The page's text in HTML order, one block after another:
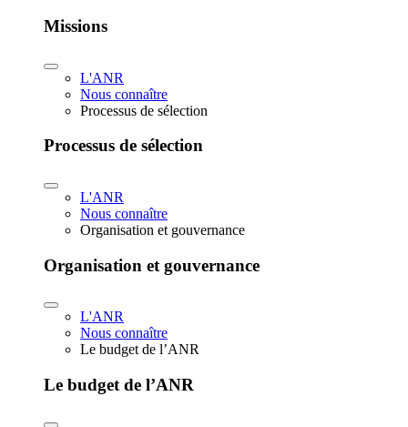
Missions
L'ANR
Nous connaître
Processus de sélection
Processus de sélection
L'ANR
Nous connaître
Organisation et gouvernance
Organisation et gouvernance
L'ANR
Nous connaître
Le budget de l’ANR
Le budget de l’ANR